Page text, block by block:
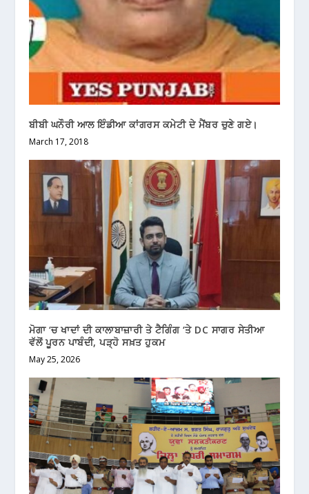
ਬੀਬੀ ਘਨੌਰੀ ਆਲ ਇੰਡੀਆ ਕਾਂਗਰਸ ਕਮੇਟੀ ਦੇ ਮੈਂਬਰ ਚੁਣੇ ਗਏ।
March 17, 2018
ਮੋਗਾ ‘ਚ ਖਾਦਾਂ ਦੀ ਕਾਲਾਬਾਜ਼ਾਰੀ ਤੇ ਟੈਗਿੰਗ ‘ਤੇ DC ਸਾਗਰ ਸੇਤੀਆ
ਵੱਲੋਂ ਪੂਰਨ ਪਾਬੰਦੀ, ਪੜ੍ਹੋ ਸਖ਼ਤ ਹੁਕਮ
May 25, 2026